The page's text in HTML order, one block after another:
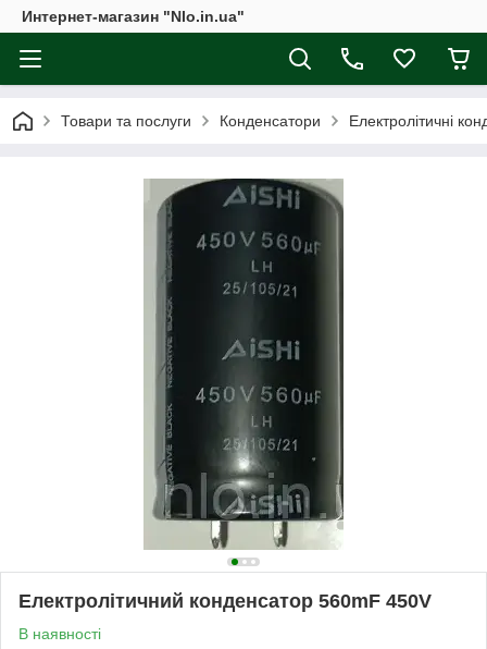
Интернет-магазин "Nlo.in.ua"
Товари та послуги Конденсатори Електролітичні
Електролітичний конденсатор 560mF 450V
В наявності